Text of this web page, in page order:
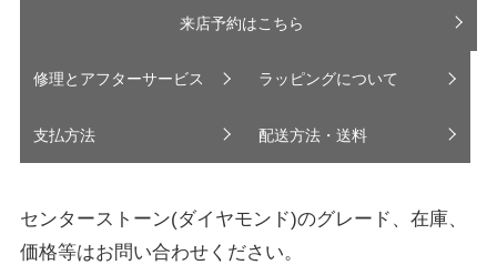
来店予約はこちら
修理とアフターサービス ラッピングについて
支払方法 配送方法・送料
センターストーン(ダイヤモンド)のグレード、在庫、
価格等はお問い合わせください。